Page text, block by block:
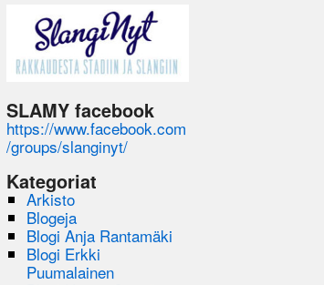
SLAMY facebook
https://www.facebook.com
/groups/slanginyt/
Kategoriat
Arkisto
Blogeja
Blogi Anja Rantamäki
Blogi Erkki
Puumalainen